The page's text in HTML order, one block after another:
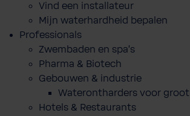
Vind een installateur
Mijn waterhardheid bepalen
Professionals
Zwembaden en spa's
Pharma & Biotech
Gebouwen & industrie
Waterontharders voor
Hotels & Restaurants